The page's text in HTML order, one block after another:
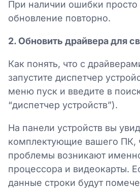
При наличии ошибки просто
обновление повторно.
2. Обновить драйвера для
Как понять, что с
запустите диспетчер
меню пуск и введите в
“диспетчер устройств”).
На панели устройств вы
комплектующие вашего ПК,
проблемы возникают
процессора и видеокарты.
данные строки будут